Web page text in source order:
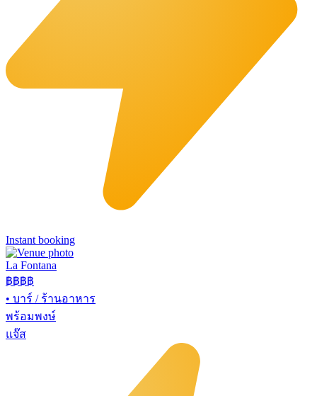
Instant booking
La Fontana
฿฿฿฿
• บาร์ / ร้านอาหาร
พร้อมพงษ์
แจ๊ส